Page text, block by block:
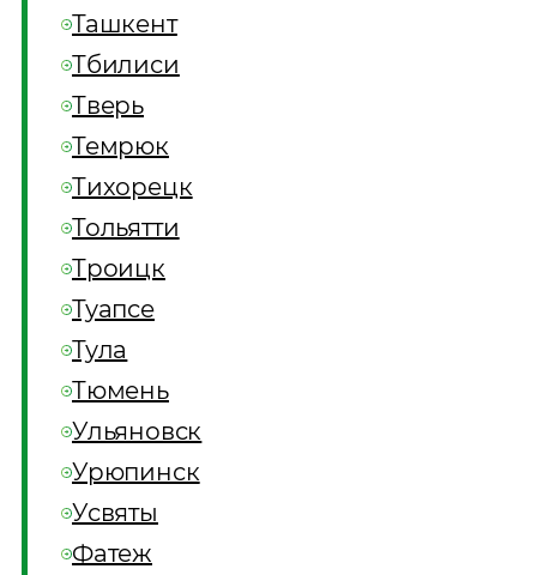
Ташкент
Тбилиси
Тверь
Темрюк
Тихорецк
Тольятти
Троицк
Туапсе
Тула
Тюмень
Ульяновск
Урюпинск
Усвяты
Фатеж